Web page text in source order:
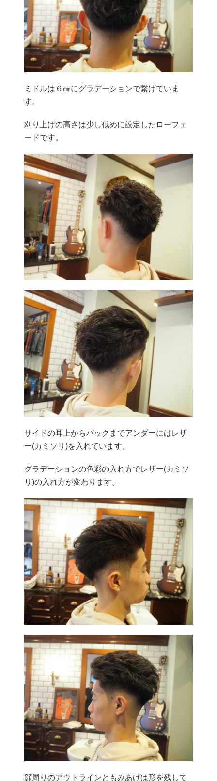
ミドルは６㎜にグラデーションで繋げていま
す。
刈り上げの高さは少し低めに設定したローフェ
ードです。
サイドの耳上からバックまでアンダーにはレザ
ー(カミソリ)を入れています。
グラデーションの色彩の入れ方でレザー(カミソ
リ)の入れ方が変わります。
顔周りのアウトラインともみあげは形を残して